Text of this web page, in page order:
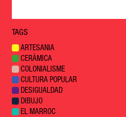
TAGS
ARTESANIA
CERÀMICA
COLONIALISME
CULTURA POPULAR
DESIGUALDAD
DIBUJO
EL MARROC